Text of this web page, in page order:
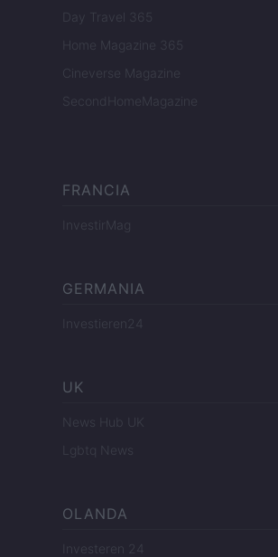
Day Travel 365
Home Magazine 365
Cineverse Magazine
SecondHomeMagazine
FRANCIA
InvestirMag
GERMANIA
Investieren24
UK
News Hub UK
Lgbtq News
OLANDA
Investeren 24